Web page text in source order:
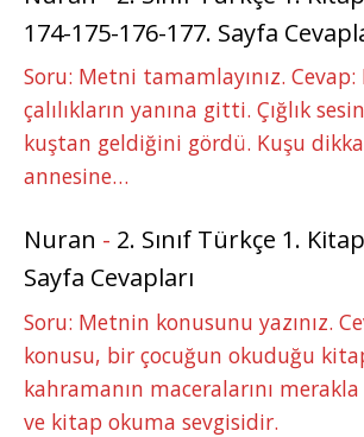
174-175-176-177. Sayfa
Soru: Metni tamamlayınız.
çalılıkların yanına gitti. Çığlık
kuştan geldiğini gördü. Kuşu
annesine…
Nuran - 2. Sınıf Türkçe 1.
Sayfa Cevapları
Soru: Metnin konusunu yazınız.
konusu, bir çocuğun okuduğu
kahramanın maceralarını
ve kitap okuma sevgisidir.